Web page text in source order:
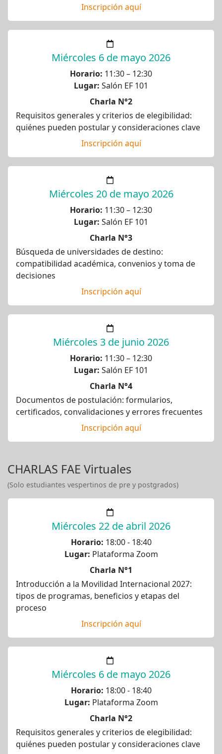
Inscripción aquí
Miércoles 6 de mayo 2026
Horario: 11:30 – 12:30
Lugar: Salón EF 101
Charla N°2
Requisitos generales y criterios de elegibilidad:
quiénes pueden postular y consideraciones clave
Inscripción aquí
Miércoles 20 de mayo 2026
Horario: 11:30 – 12:30
Lugar: Salón EF 101
Charla N°3
Búsqueda de universidades de destino:
compatibilidad académica, convenios y toma de
decisiones
Inscripción aquí
Miércoles 3 de junio 2026
Horario: 11:30 – 12:30
Lugar: Salón EF 101
Charla N°4
Documentos de postulación: formularios,
certificados, convalidaciones y errores frecuentes
Inscripción aquí
CHARLAS FAE Virtuales
(Solo estudiantes vespertinos de pre y postgrados)
Miércoles 22 de abril 2026
Horario: 18:00 - 18:40
Lugar: Plataforma Zoom
Charla N°1
Introducción a la Movilidad Internacional 2027:
tipos de programas, beneficios y etapas del
proceso
Inscripción aquí
Miércoles 6 de mayo 2026
Horario: 18:00 - 18:40
Lugar: Plataforma Zoom
Charla N°2
Requisitos generales y criterios de elegibilidad:
quiénes pueden postular y consideraciones clave